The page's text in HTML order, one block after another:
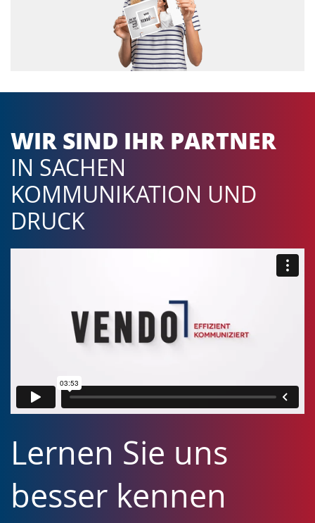
WIR SIND IHR PARTNER
IN SACHEN
KOMMUNIKATION UND
DRUCK
Lernen Sie uns
besser kennen